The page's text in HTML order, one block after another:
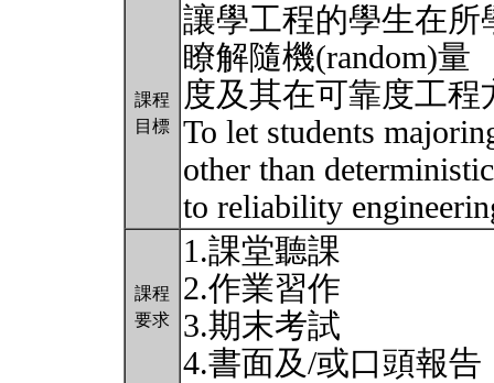
課程
目標
讓學工程的學生在所
瞭解隨機(random)量
度及其在可靠度工
To let students
other than
to reliability
課程
要求
1.課堂聽課
2.作業習作
3.期末考試
4.書面及/或口頭報告